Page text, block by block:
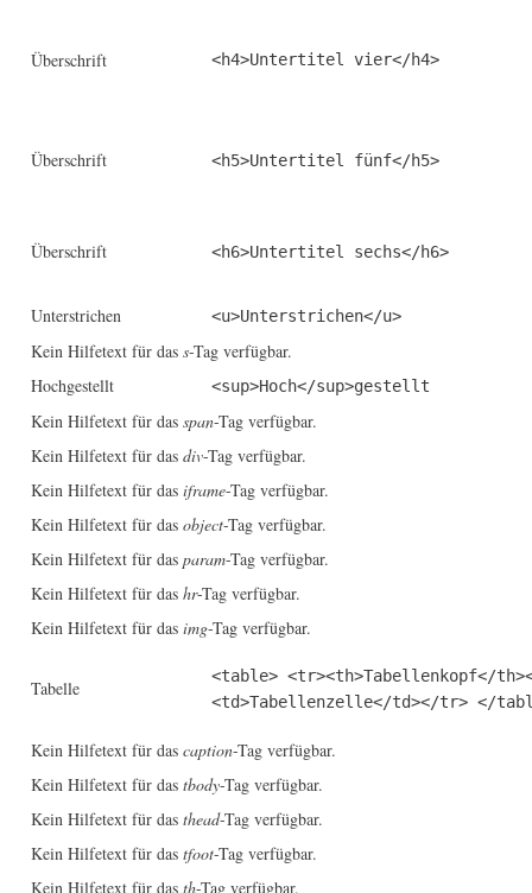
Überschrift <h4>Untertitel vier</h4>
Überschrift <h5>Untertitel fünf</h5>
Überschrift <h6>Untertitel sechs</h6>
Unterstrichen <u>Unterstrichen</u>
Kein Hilfetext für das s-Tag verfügbar.
Hochgestellt
<sup>Hoch</sup>gestellt
Kein Hilfetext für das span-Tag verfügbar.
Kein Hilfetext für das div-Tag verfügbar.
Kein Hilfetext für das iframe-Tag verfügbar.
Kein Hilfetext für das object-Tag verfügbar.
Kein Hilfetext für das param-Tag verfügbar.
Kein Hilfetext für das hr-Tag verfügbar.
Kein Hilfetext für das img-Tag verfügbar.
Tabelle
<table> <tr><th>Tabellenkopf</
<td>Tabellenzelle</td></tr> </
Kein Hilfetext für das caption-Tag verfügbar.
Kein Hilfetext für das tbody-Tag verfügbar.
Kein Hilfetext für das thead-Tag verfügbar.
Kein Hilfetext für das tfoot-Tag verfügbar.
Kein Hilfetext für das th-Tag verfügbar.